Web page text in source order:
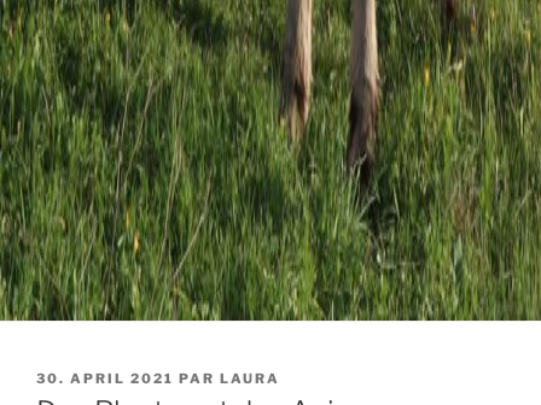
PUBLIÉ
LE
30. APRIL 2021 PAR LAURA